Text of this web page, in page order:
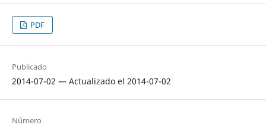
PDF
Publicado
2014-07-02 — Actualizado el 2014-07-02
Número